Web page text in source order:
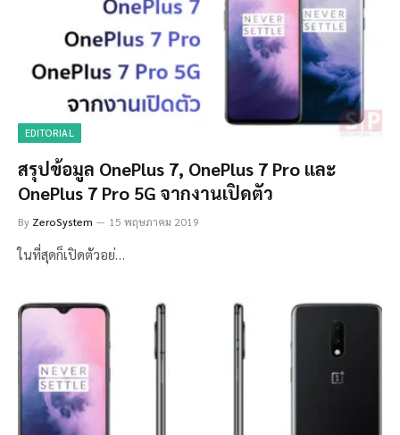
EDITORIAL
สรุปข้อมูล OnePlus 7, OnePlus 7 Pro และ
OnePlus 7 Pro 5G จากงานเปิดตัว
By ZeroSystem 15 พฤษภาคม 2019
ในที่สุดก็เปิดตัวอย่…